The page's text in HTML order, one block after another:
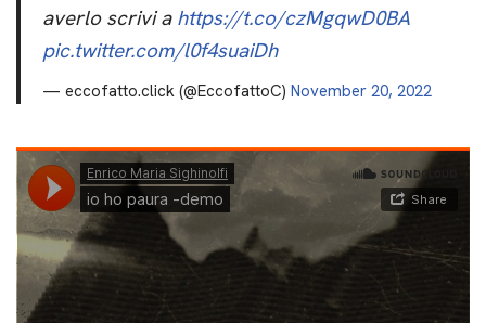
averlo scrivi a https://t.co/czMgqwD0BA
pic.twitter.com/l0f4suaiDh
— eccofatto.click (@EccofattoC) November 20, 2022